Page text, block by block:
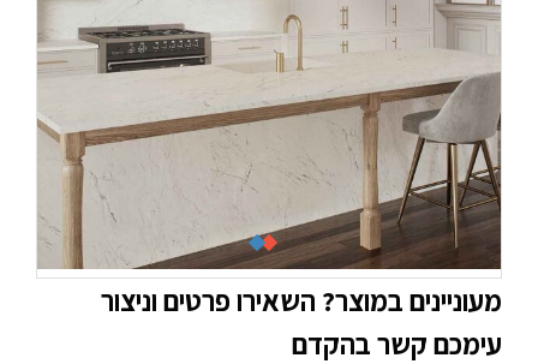
מעוניינים במוצר? השאירו פרטים וניצור
עימכם קשר בהקדם